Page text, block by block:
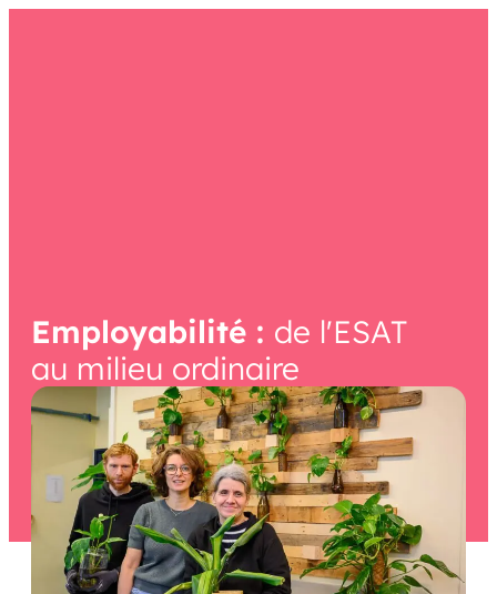
contenu
Employabilité : de l'ESAT
au milieu ordinaire